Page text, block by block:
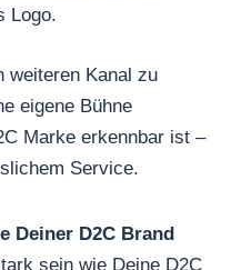
Logo.
weiteren Kanal zu
eigene Bühne
Marke erkennbar ist –
Service.
Deiner D2C Brand
sein wie Deine D2C